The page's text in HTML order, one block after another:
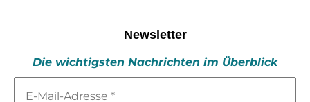
Newsletter
Die wichtigsten Nachrichten im Überblick
Mail-